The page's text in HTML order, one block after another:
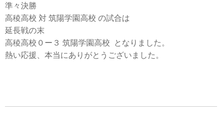
準々決勝
高稜高校 対 筑陽学園高校 の試合は
延長戦の末
高稜高校０ー３ 筑陽学園高校 となりました。
熱い応援、本当にありがとうございました。